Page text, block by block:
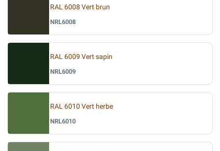
RAL 6008 Vert brun
NRL6008
RAL 6009 Vert sapin
NRL6009
RAL 6010 Vert herbe
NRL6010